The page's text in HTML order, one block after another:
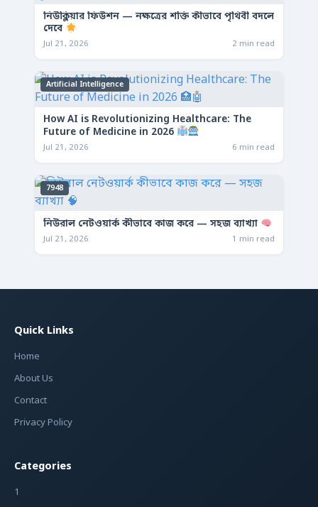
নিউক্লিয়ার ফিউশন — নক্ষত্রের শক্তি কীভাবে পৃথিবী বদলে
দেবে
Jul 21, 2026 2 min read
Artificial Intelligence
How AI is Revolutionizing Healthcare: The
Future of Medicine in 2026
Jul 21, 2026 6 min read
7948
নিউরাল নেটওয়ার্ক কীভাবে কাজ করে — সহজ ব্যাখ্যা
Jul 21, 2026 1 min read
Quick Links
Home
About Us
Contact
Privacy Policy
Categories
1